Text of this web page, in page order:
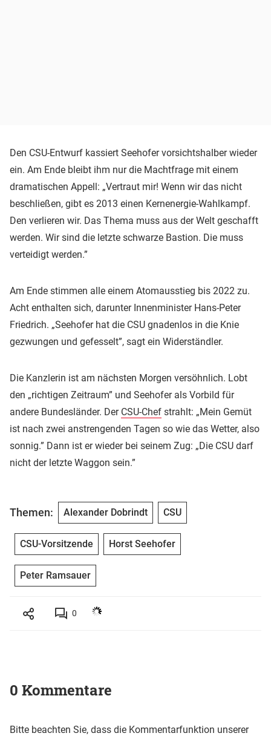
Den CSU-Entwurf kassiert Seehofer vorsichtshalber wieder
ein. Am Ende bleibt ihm nur die Machtfrage mit einem
dramatischen Appell: „Vertraut mir! Wenn wir das nicht
beschließen, gibt es 2013 einen Kernenergie-Wahlkampf.
Den verlieren wir. Das Thema muss aus der Welt geschafft
werden. Wir sind die letzte schwarze Bastion. Die muss
verteidigt werden.”
Am Ende stimmen alle einem Atomausstieg bis 2022 zu.
Acht enthalten sich, darunter Innenminister Hans-Peter
Friedrich. „Seehofer hat die CSU gnadenlos in die Knie
gezwungen und gefesselt”, sagt ein Widerständler.
Die Kanzlerin ist am nächsten Morgen versöhnlich. Lobt
den „richtigen Zeitraum” und Seehofer als Vorbild für
andere Bundesländer. Der CSU-Chef strahlt: „Mein Gemüt
ist nach zwei anstrengenden Tagen so wie das Wetter, also
sonnig.” Dann ist er wieder bei seinem Zug: „Die CSU darf
nicht der letzte Waggon sein.”
Themen: Alexander Dobrindt CSU
CSU-Vorsitzende Horst Seehofer
Peter Ramsauer
0
0 Kommentare
Bitte beachten Sie, dass die Kommentarfunktion unserer